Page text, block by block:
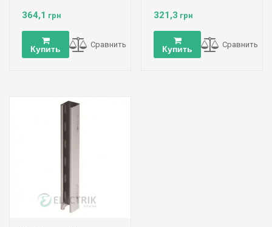
364,1 грн
Купить Сравнить
321,3 грн
Купить Сравнить